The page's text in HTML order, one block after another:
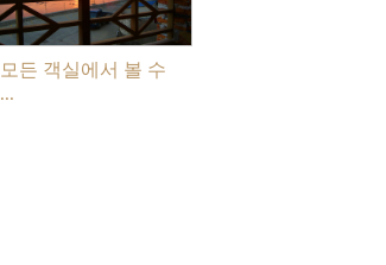
모든 객실에서 볼 수
...